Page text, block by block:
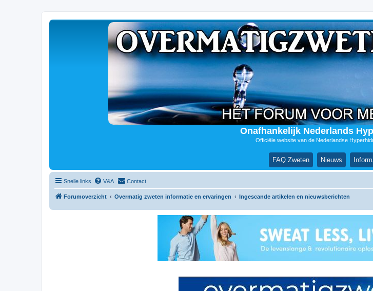
Onafhankelijk Nederlands
Officiële website van de Nederlandse
FAQ Zweten Nieuws
Snelle links V&A Contact
Forumoverzicht Overmatig zweten informatie en ervaringen Ingescande artikelen en nieuwsberichten